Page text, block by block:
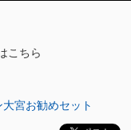
こちら
宮お勧めセット